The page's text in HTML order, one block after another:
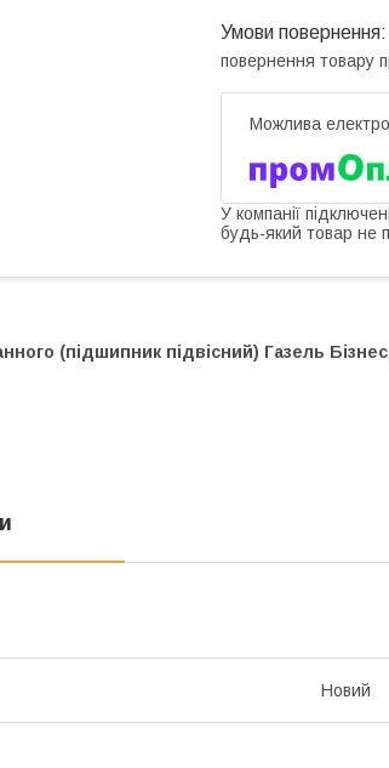
повернення товару
У компанії
будь-який товар не
(підшипник підвісний) Газель
Новий